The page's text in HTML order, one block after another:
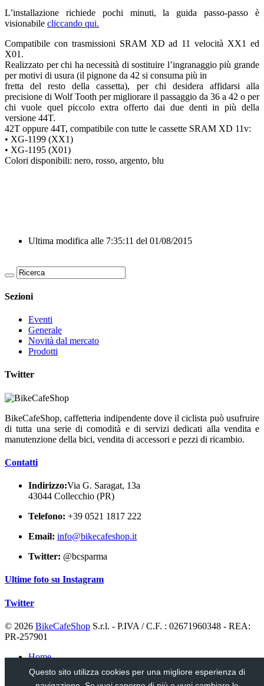
L’installazione richiede pochi minuti, la guida passo-passo è
visionabile cliccando qui.
Compatibile con trasmissioni SRAM XD ad 11 velocità XX1 ed
X01.
Realizzato per chi ha necessità di sostituire l’ingranaggio più grande
per motivi di usura (il pignone da 42 si consuma più in
fretta del resto della cassetta), per chi desidera affidarsi alla
precisione di Wolf Tooth per migliorare il passaggio da 36 a 42 o per
chi vuole quel piccolo extra offerto dai due denti in più della
versione 44T.
42T oppure 44T, compatibile con tutte le cassette SRAM XD 11v:
• XG-1199 (XX1)
• XG-1195 (X01)
Colori disponibili: nero, rosso, argento, blu
Ultima modifica alle 7:35:11 del 01/08/2015
Sezioni
Eventi
Generale
Novità dal mercato
Prodotti
Twitter
BikeCafeShop, caffetteria indipendente dove il ciclista può usufruire
di tutta una serie di comodità e di servizi dedicati alla vendita e
manutenzione della bici, vendita di accessori e pezzi di ricambio.
Contatti
Indirizzo:Via G. Saragat, 13a
43044 Collecchio (PR)
Telefono: +39 0521 1817 222
Email: info@bikecafeshop.it
Twitter: @bcsparma
Ultime foto su Instagram
Twitter
© 2026 BikeCafeShop S.r.l. - P.IVA / C.F. : 02671960348 - REA:
PR-257901
Home
Notizie
Usato
Questo sito utilizza cookies per una migliore esperienza di